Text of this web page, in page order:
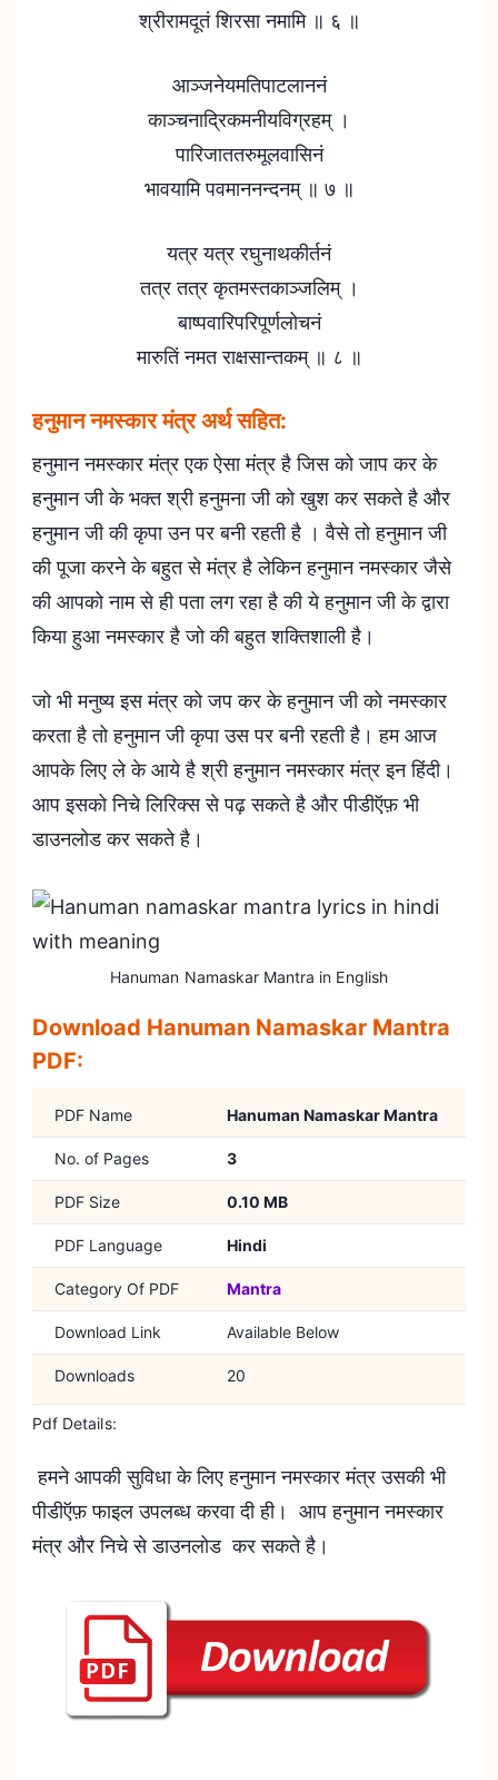
श्रीरामदूतं शिरसा नमामि ॥ ६ ॥
आञ्जनेयमतिपाटलाननं
काञ्चनाद्रिकमनीयविग्रहम् ।
पारिजाततरुमूलवासिनं
भावयामि पवमाननन्दनम् ॥ ७ ॥
यत्र यत्र रघुनाथकीर्तनं
तत्र तत्र कृतमस्तकाञ्जलिम् ।
बाष्पवारिपरिपूर्णलोचनं
मारुतिं नमत राक्षसान्तकम् ॥ ८ ॥
हनुमान नमस्कार मंत्र अर्थ सहित:
हनुमान नमस्कार मंत्र एक ऐसा मंत्र है जिस को जाप कर के
हनुमान जी के भक्त श्री हनुमना जी को खुश कर सकते है और
हनुमान जी की कृपा उन पर बनी रहती है । वैसे तो हनुमान जी
की पूजा करने के बहुत से मंत्र है लेकिन हनुमान नमस्कार जैसे
की आपको नाम से ही पता लग रहा है की ये हनुमान जी के द्वारा
किया हुआ नमस्कार है जो की बहुत शक्तिशाली है।
जो भी मनुष्य इस मंत्र को जप कर के हनुमान जी को नमस्कार
करता है तो हनुमान जी कृपा उस पर बनी रहती है। हम आज
आपके लिए ले के आये है श्री हनुमान नमस्कार मंत्र इन हिंदी।
आप इसको निचे लिरिक्स से पढ़ सकते है और पीडीऍफ़ भी
डाउनलोड कर सकते है।
Hanuman Namaskar Mantra in English
Download Hanuman Namaskar Mantra
PDF:
PDF Name Hanuman Namaskar Mantra
No. of Pages 3
PDF Size 0.10 MB
PDF Language Hindi
Category Of PDF Mantra
Download Link Available Below
Downloads 20
Pdf Details:
हमने आपकी सुविधा के लिए हनुमान नमस्कार मंत्र उसकी भी
पीडीऍफ़ फाइल उपलब्ध करवा दी ही। आप हनुमान नमस्कार
मंत्र और निचे से डाउनलोड कर सकते है।